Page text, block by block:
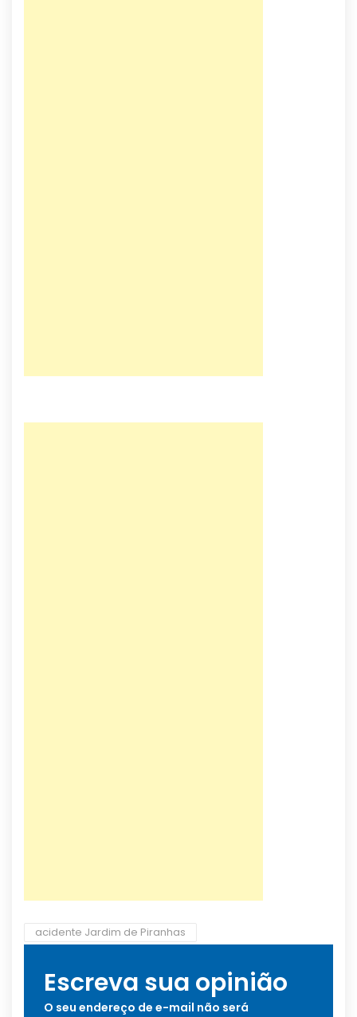
acidente Jardim de Piranhas
Escreva sua opinião
O seu endereço de e-mail não será